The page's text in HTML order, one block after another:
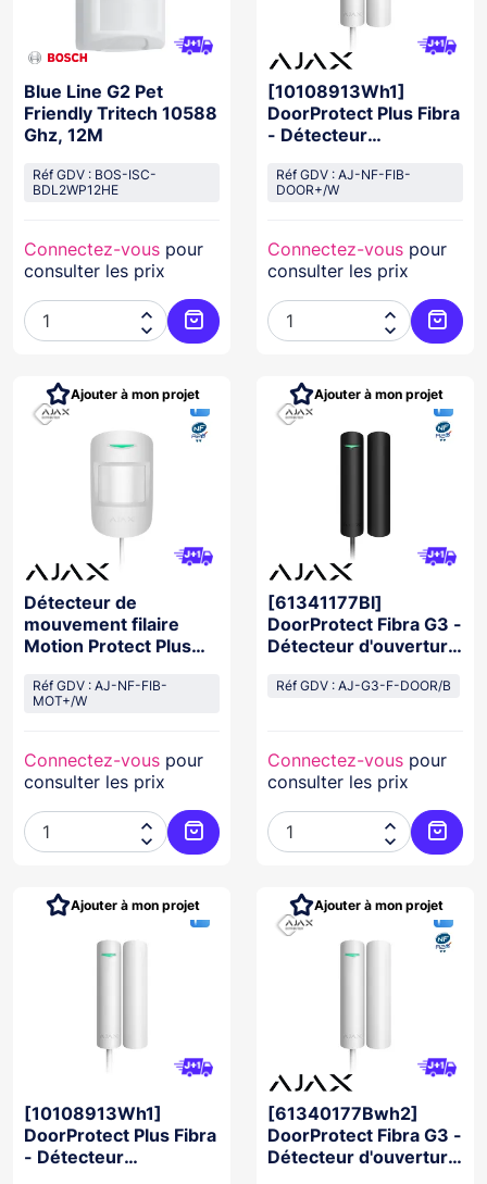
Blue Line G2 Pet
Friendly Tritech 10588
Ghz, 12M
Réf GDV : BOS-ISC-
BDL2WP12HE
Connectez-vous pour
consulter les prix


Ajouter au panier
[10108913Wh1]
DoorProtect Plus Fibra
- Détecteur
NFA2P
Réf GDV : AJ-NF-FIB-
DOOR+/W
Connectez-vous pour
consulter les prix


Détecteur de
mouvement filaire
Motion Protect Plus
Nfa2P
Réf GDV : AJ-NF-FIB-
MOT+/W
Connectez-vous pour
consulter les prix


Ajouter au panier
Ajouter à mon projet
[61341177Bl]
DoorProtect Fibra G3 -
Détecteur d'ouverture
Réf GDV : AJ-G3-F-DOOR/B
Connectez-vous pour
consulter les prix


Ajouter à mon projet
[10108913Wh1]
DoorProtect Plus Fibra
- Détecteur
Ajouter à mon projet
[61340177Bwh2]
DoorProtect Fibra G3 -
Détecteur d'ouverture
Ajouter à mon projet